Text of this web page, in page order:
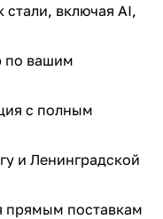
включая АI,
по вашим
с полным
и Ленинградской
прямым поставкам